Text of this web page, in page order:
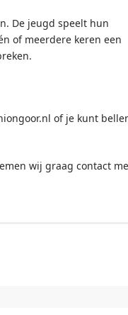
De jeugd speelt hun
of meerdere keren een
of je kunt
wij graag contact